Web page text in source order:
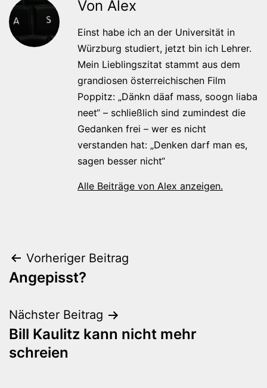
Von Alex
Einst habe ich an der Universität in
Würzburg studiert, jetzt bin ich Lehrer.
Mein Lieblingszitat stammt aus dem
grandiosen österreichischen Film
Poppitz: „Dänkn däaf mass, soogn liaba
neet“ – schließlich sind zumindest die
Gedanken frei – wer es nicht
verstanden hat: „Denken darf man es,
sagen besser nicht“
Alle Beiträge von Alex anzeigen.
Beitragsnavigation
Vorheriger Beitrag
Angepisst?
Nächster Beitrag
Bill Kaulitz kann nicht mehr
schreien